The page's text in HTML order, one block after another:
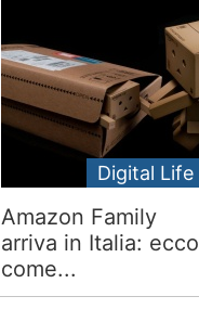
Digital Life
Amazon Family
arriva in Italia: ecco
come...